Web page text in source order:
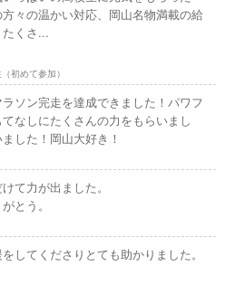
々の温かい対応、岡山名物満載の給
くさ...
初めて参加）
ソン完走を達成できました！パワフ
なしにたくさんの力をもらいまし
した！岡山大好き！
て力が出ました。
とう。
してくださりとても助かりました。